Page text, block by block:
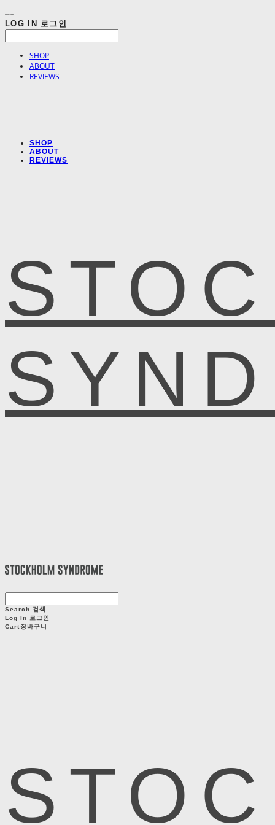
LOG IN 로그인
SHOP
ABOUT
REVIEWS
SHOP
ABOUT
REVIEWS
Search 검색
Log In 로그인
Cart장바구니